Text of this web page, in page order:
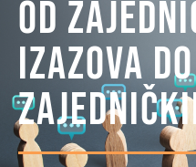
Od
izazova do